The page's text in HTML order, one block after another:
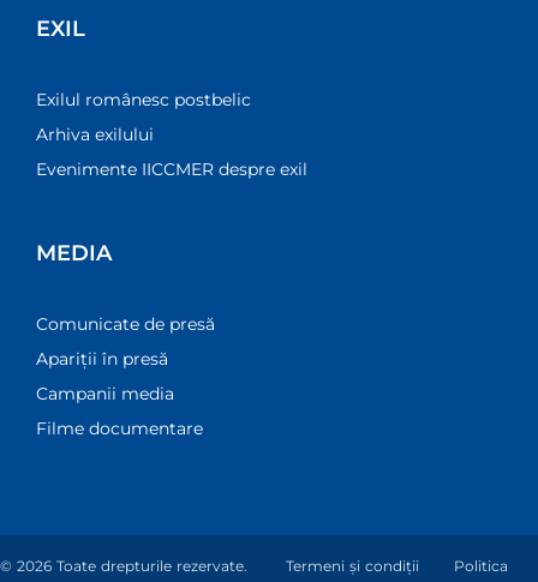
EXIL
Exilul românesc postbelic
Arhiva exilului
Evenimente IICCMER despre exil
MEDIA
Comunicate de presă
Apariții în presă
Campanii media
Filme documentare
© 2026 Toate drepturile rezervate.Termeni și condiții Politica